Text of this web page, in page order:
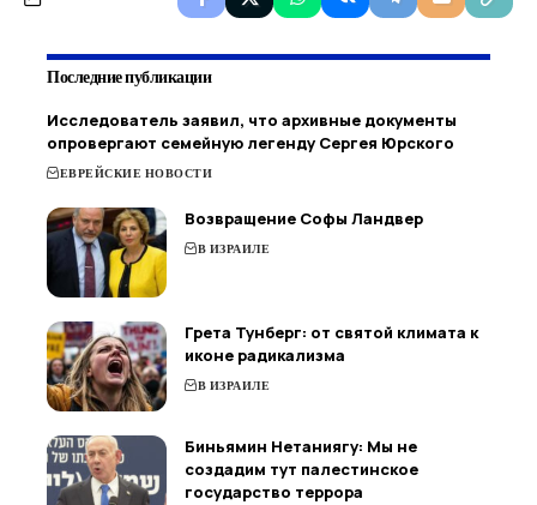
Последние публикации
Исследователь заявил, что архивные документы
опровергают семейную легенду Сергея Юрского
ЕВРЕЙСКИЕ НОВОСТИ
Возвращение Софы Ландвер
В ИЗРАИЛЕ
Грета Тунберг: от святой климата к
иконе радикализма
В ИЗРАИЛЕ
Биньямин Нетаниягу: Мы не
создадим тут палестинское
государство террора